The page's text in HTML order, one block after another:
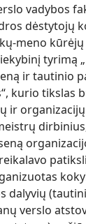
vadybos
dėstytojų
meno kūrėjų
tyrimą
ir tautinio
kurio tikslas
ir
dalyvių
verslo